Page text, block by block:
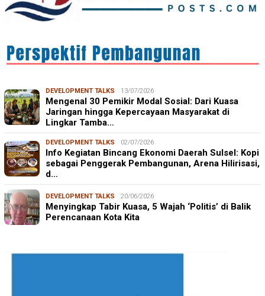
DEVELOPMENT TALKS 13/07/2026
Mengenal 30 Pemikir Modal Sosial: Dari Kuasa
Jaringan hingga Kepercayaan Masyarakat di
Lingkar Tamba…
DEVELOPMENT TALKS 02/07/2026
Info Kegiatan Bincang Ekonomi Daerah Sulsel: Kopi
sebagai Penggerak Pembangunan, Arena Hilirisasi,
d…
DEVELOPMENT TALKS 20/06/2026
Menyingkap Tabir Kuasa, 5 Wajah ‘Politis’ di Balik
Perencanaan Kota Kita